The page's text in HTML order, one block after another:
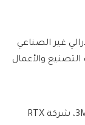
غير الصناعي
والأعمال
جنرال موتورز (GM)، شركة 3M (MMM)، شركة RTX